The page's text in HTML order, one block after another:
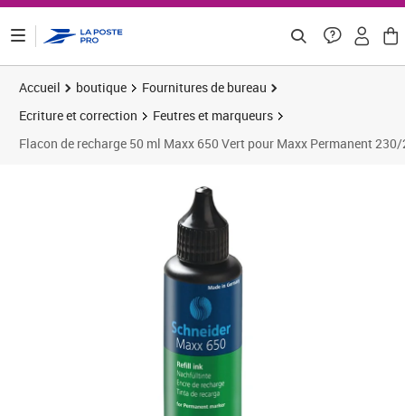
Accueil boutique
Fournitures de bureau
Ecriture et correction
Feutres et marqueurs
Flacon de recharge 50 ml Maxx 650 Vert pour Maxx Permanent